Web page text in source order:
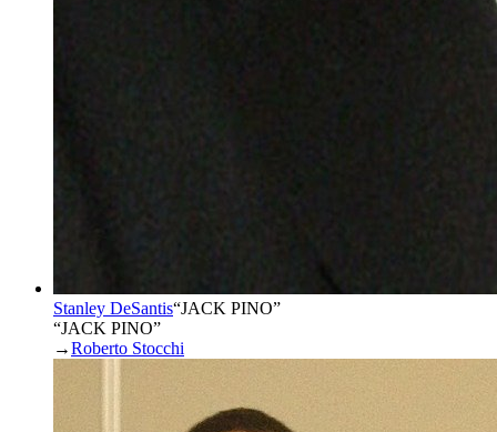
Stanley DeSantis“JACK PINO”
“JACK PINO”
→Roberto Stocchi